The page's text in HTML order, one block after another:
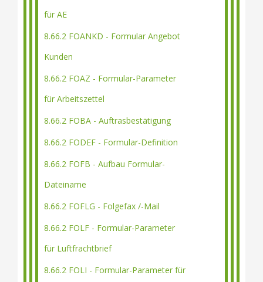
für AE
8.66.2 FOANKD - Formular Angebot
Kunden
8.66.2 FOAZ - Formular-Parameter
für Arbeitszettel
8.66.2 FOBA - Auftrasbestätigung
8.66.2 FODEF - Formular-Definition
8.66.2 FOFB - Aufbau Formular-
Dateiname
8.66.2 FOFLG - Folgefax /-Mail
8.66.2 FOLF - Formular-Parameter
für Luftfrachtbrief
8.66.2 FOLI - Formular-Parameter für